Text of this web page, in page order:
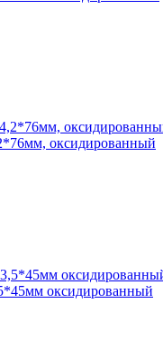
оксидированный
оксидированный